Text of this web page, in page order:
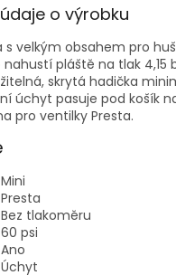
o výrobku
s velkým obsahem pro
nahustí pláště na tlak 4,15
skrytá hadička
úchyt pasuje pod košík
pro ventilky Presta.
Mini
Presta
Bez tlakoměru
60 psi
Ano
Úchyt